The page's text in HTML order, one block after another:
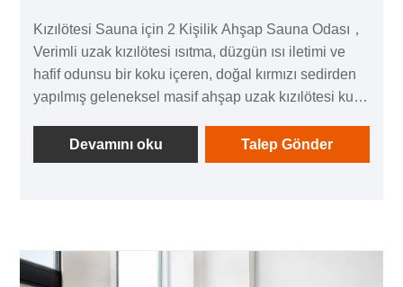
Kızılötesi Sauna için 2 Kişilik Ahşap Sauna Odası，
Verimli uzak kızılötesi ısıtma, düzgün ısı iletimi ve
hafif odunsu bir koku içeren, doğal kırmızı sedirden
yapılmış geleneksel masif ahşap uzak kızılötesi kuru
özelleştirilebilir boyut/renk/işlevler ve dört aşamalı
kalite denetimiyle çevre dostudur, dayanıklıdır ve
Devamını oku Talep Gönder